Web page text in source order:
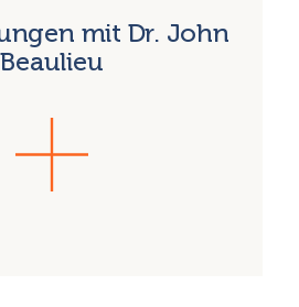
mit Dr. John
Beaulieu